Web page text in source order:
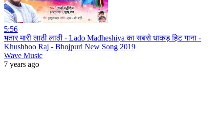
5:56
भतार मारी लाठी लाठी - Lado Madheshiya का सबसे धाकड़ हिट गाना -
Khushboo Raj - Bhojpuri New Song 2019
Wave Music
7 years ago